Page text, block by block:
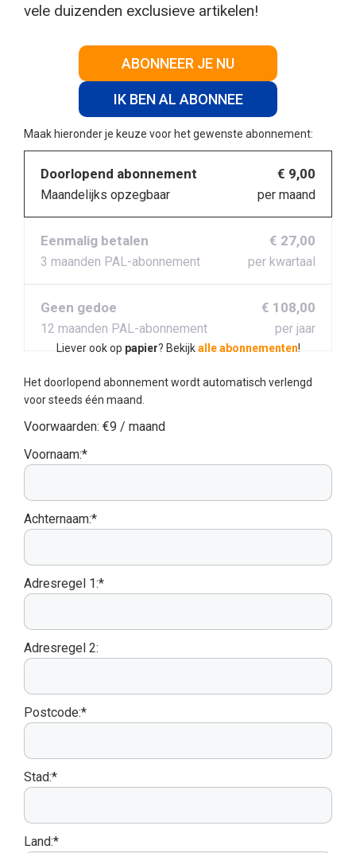
vele duizenden exclusieve artikelen!
ABONNEER JE NU
IK BEN AL ABONNEE
Maak hieronder je keuze voor het gewenste abonnement:
Doorlopend abonnement
Maandelijks opzegbaar
€ 9,00
per maand
Eenmalig betalen
3 maanden PAL-abonnement
€ 27,00
per kwartaal
Geen gedoe
12 maanden PAL-abonnement
€ 108,00
per jaar
Liever ook op papier? Bekijkalle abonnementen!
Het doorlopend abonnement wordt automatisch verlengd
voor steeds één maand.
Voorwaarden: €9 / maand
Voornaam:*
Achternaam:*
Adresregel 1:*
Adresregel 2:
Postcode:*
Stad:*
Land:*